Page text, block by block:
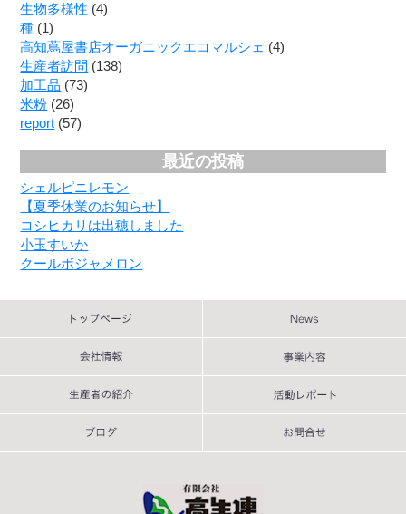
生物多様性 (4)
種 (1)
高知蔦屋書店オーガニックエコマルシェ (4)
生産者訪問 (138)
加工品 (73)
米粉 (26)
report (57)
最近の投稿
シェルピニレモン
【夏季休業のお知らせ】
コシヒカリは出穂しました
小玉すいか
クールボジャメロン